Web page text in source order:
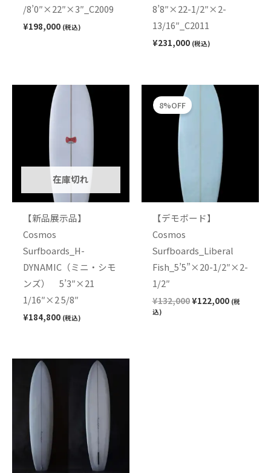
/8’0″×22″×3″_C2009
¥198,000 (税込)
8’8″×22-1/2″×2-
13/16″_C2011
¥231,000 (税込)
在庫切れ
【新品展示品】
Cosmos
Surfboards_H-
DYNAMIC（ミニ・シモ
ンズ） 5’3″×21
1/16″×2 5/8″
¥184,800 (税込)
8%OFF
【デモボード】
Cosmos
Surfboards_Liberal
Fish_5’5”×20-1/2″×2-
1/2″
¥132,000
の
価
¥122,000 (税
込)